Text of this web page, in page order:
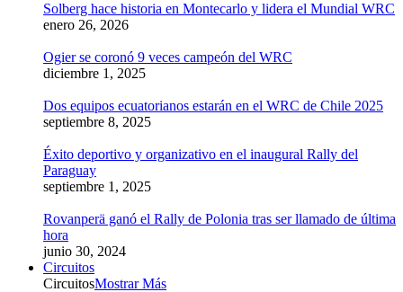
Solberg hace historia en Montecarlo y lidera el Mundial WRC
enero 26, 2026
Ogier se coronó 9 veces campeón del WRC
diciembre 1, 2025
Dos equipos ecuatorianos estarán en el WRC de Chile 2025
septiembre 8, 2025
Éxito deportivo y organizativo en el inaugural Rally del
Paraguay
septiembre 1, 2025
Rovanperä ganó el Rally de Polonia tras ser llamado de última
hora
junio 30, 2024
Circuitos
CircuitosMostrar Más